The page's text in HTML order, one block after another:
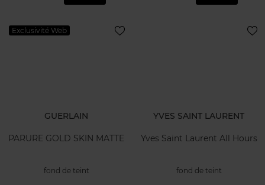
Exclusivité Web
GUERLAIN
PARURE GOLD SKIN MATTE
fond de teint
YVES SAINT LAURENT
Yves Saint Laurent All Hours
fond de teint